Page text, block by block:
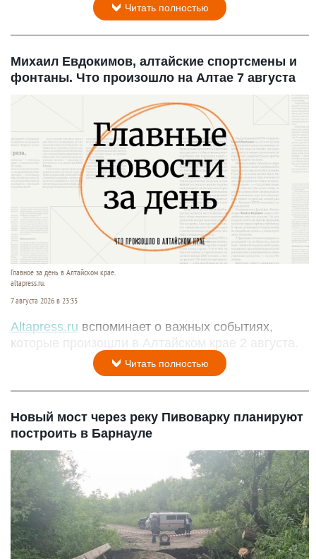
Читать полностью
Михаил Евдокимов, алтайские спортсмены и
фонтаны. Что произошло на Алтае 7 августа
Главное за день в Алтайском крае.
altapress.ru.
7 августа 2026 в 23:35
Altapress.ru вспоминает о важных событиях,
которые произошли в Алтайском крае 2 августа.
Читать полностью
Новый мост через реку Пивоварку планируют
построить в Барнауле